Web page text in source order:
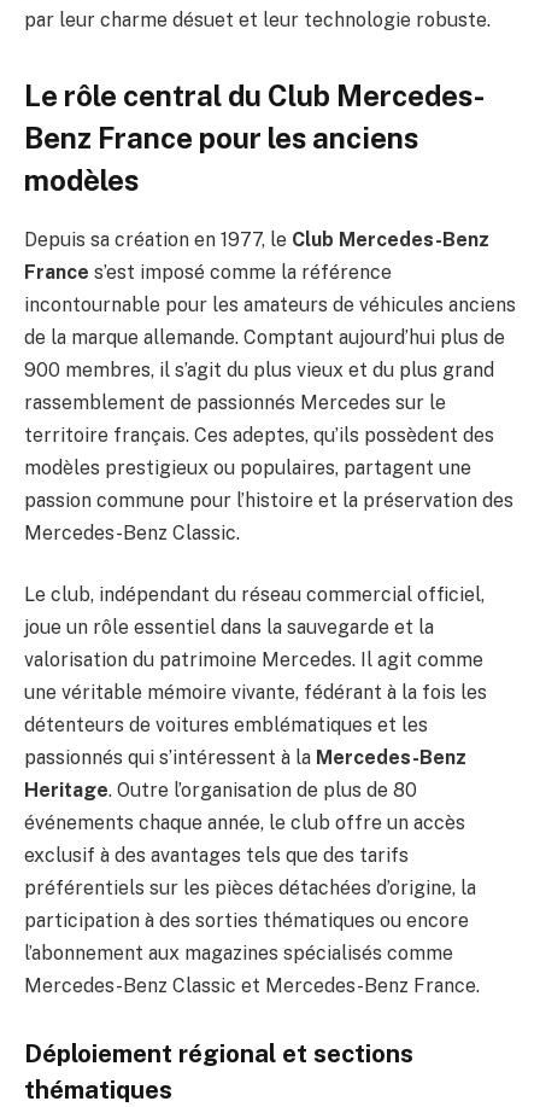
par leur charme désuet et leur technologie robuste.
Le rôle central du Club Mercedes-
Benz France pour les anciens
modèles
Depuis sa création en 1977, le Club Mercedes-Benz
France s’est imposé comme la référence
incontournable pour les amateurs de véhicules anciens
de la marque allemande. Comptant aujourd’hui plus de
900 membres, il s’agit du plus vieux et du plus grand
rassemblement de passionnés Mercedes sur le
territoire français. Ces adeptes, qu’ils possèdent des
modèles prestigieux ou populaires, partagent une
passion commune pour l’histoire et la préservation des
Mercedes-Benz Classic.
Le club, indépendant du réseau commercial officiel,
joue un rôle essentiel dans la sauvegarde et la
valorisation du patrimoine Mercedes. Il agit comme
une véritable mémoire vivante, fédérant à la fois les
détenteurs de voitures emblématiques et les
passionnés qui s’intéressent à la Mercedes-Benz
Heritage. Outre l’organisation de plus de 80
événements chaque année, le club offre un accès
exclusif à des avantages tels que des tarifs
préférentiels sur les pièces détachées d’origine, la
participation à des sorties thématiques ou encore
l’abonnement aux magazines spécialisés comme
Mercedes-Benz Classic et Mercedes-Benz France.
Déploiement régional et sections
thématiques